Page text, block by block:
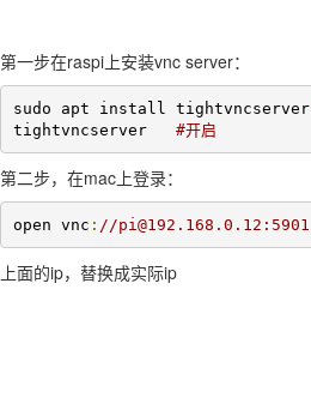
第一步在raspi上安装vnc server：
sudo apt install tightvncserver
tightvncserver #开启
第二步，在mac上登录：
open vnc : //pi@192.168.0.12:5901
上面的ip，替换成实际ip